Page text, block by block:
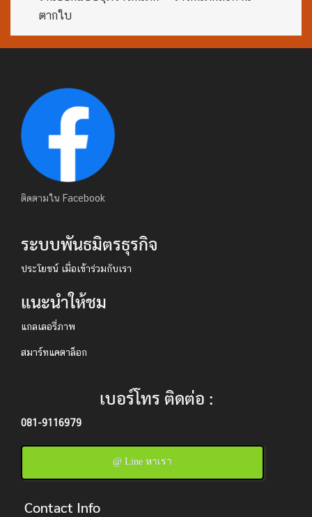
ตากใบ
ติดตามใน Facebook
ระบบพันธมิตรธุรกิจ
ประโยชน์ เมื่อเข้าร่วมกับเรา
แนะนำให้ชม
แกลเลอรี่ภาพ
สมาร์ทแคตาล็อก
เบอร์โทร ติดต่อ :
081-9116979
@ Line หาเรา
Contact Info